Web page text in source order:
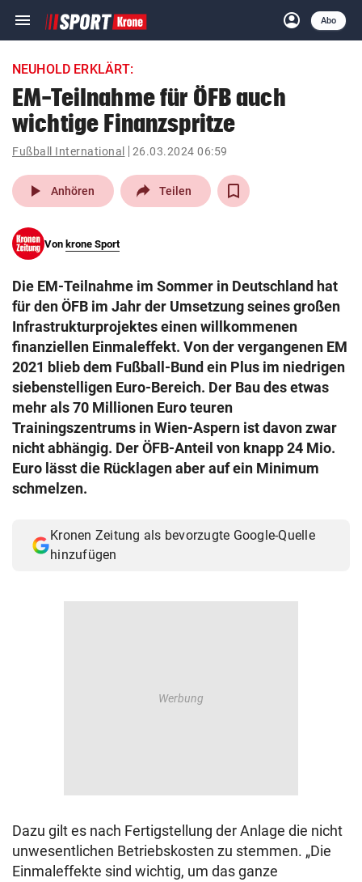
menu Navigation
ein-/ausklappen
account_circle
Anmelden
Abo
close Schließen
account_circle Anmelden
pin_drop
Wien arrow_right
search
eingeben
Muthgasse 2, 1190 Wien
NEUHOLD ERKLÄRT:
EM-Teilnahme für ÖFB auch
wichtige Finanzspritze
Fußball International 26.03.2024 06:59
play_arrow Anhören Teilen
Von krone Sport
Die EM-Teilnahme im Sommer in Deutschland hat
für den ÖFB im Jahr der Umsetzung seines großen
Infrastrukturprojektes einen willkommenen
finanziellen Einmaleffekt. Von der vergangenen EM
2021 blieb dem Fußball-Bund ein Plus im niedrigen
siebenstelligen Euro-Bereich. Der Bau des etwas
mehr als 70 Millionen Euro teuren
Trainingszentrums in Wien-Aspern ist davon zwar
nicht abhängig. Der ÖFB-Anteil von knapp 24 Mio.
Euro lässt die Rücklagen aber auf ein Minimum
schmelzen.
Kronen Zeitung als bevorzugte Google-Quelle
hinzufügen
Dazu gilt es nach Fertigstellung der Anlage die nicht
unwesentlichen Betriebskosten zu stemmen. „Die
Einmaleffekte sind wichtig, um das ganze